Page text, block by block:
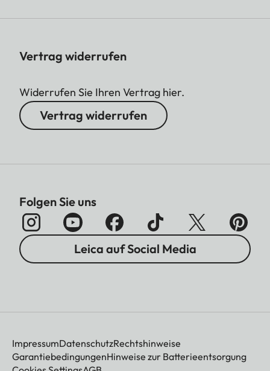
Vertrag widerrufen
Widerrufen Sie Ihren Vertrag hier.
Vertrag widerrufen
Folgen Sie uns
Leica auf Social Media
ImpressumDatenschutzRechtshinweise
GarantiebedingungenHinweise zur Batterieentsorgung